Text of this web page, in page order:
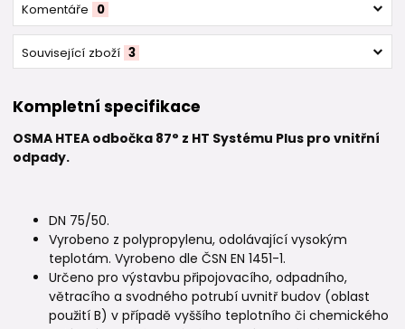
Komentáře 0
Související zboží 3
Kompletní specifikace
OSMA HTEA odbočka 87° z HT Systému Plus pro vnitřní
odpady.
DN 75/50.
Vyrobeno z polypropylenu, odolávající vysokým
teplotám. Vyrobeno dle ČSN EN 1451-1.
Určeno pro výstavbu připojovacího, odpadního,
větracího a svodného potrubí uvnitř budov (oblast
použití B) v případě vyššího teplotního či chemického